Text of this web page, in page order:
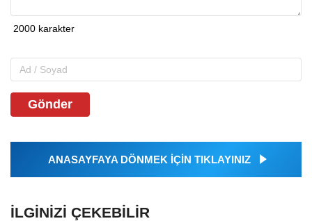
Gönder
ANASAYFAYA DÖNMEK İÇİN TIKLAYINIZ
İLGINIZI ÇEKEBILIR